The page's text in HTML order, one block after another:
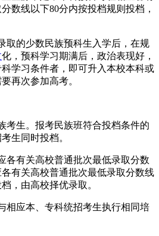
数线以下80分内按投档规则投档，
取的少数民族预科生入学后，在规
化，预科学习期满后，政治表现好，
学习条件者，即可升入本校本科或
再次参加高考。
考生。报考民族班符合投档条件的
生同时投档。
各有关高校普通批次最低录取分数
有关高校普通批次最低录取分数线
，由高校择优录取。
相应本、专科统招考生执行相同培